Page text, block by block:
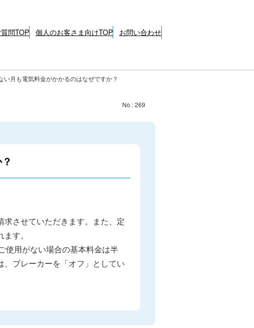
問TOP 個人のお客さま向けTOP お問い合わせ
い月も電気料金がかかるのはなぜですか？
No : 269
させていただきます。また、定
す。
使用がない場合の基本料金は半
ブレーカーを「オフ」としてい